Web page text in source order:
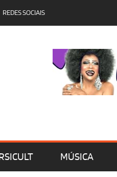
REDES SOCIAIS
MÚSICA